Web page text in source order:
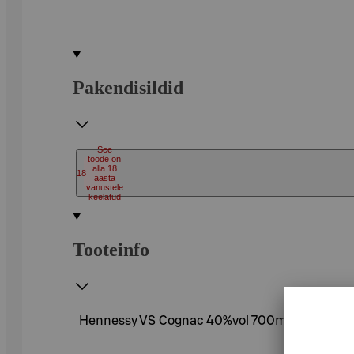
Pakendisildid
18
See
toode on
alla 18
aasta
vanustele
keelatud
Tooteinfo
Hennessy VS Cognac 40%vol 700ml karbis